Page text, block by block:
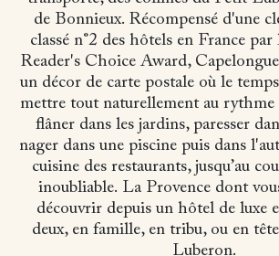
de Bonnieux. Récompensé d'une
classé n°2 des hôtels en France
Reader's Choice Award,
un décor de carte postale où le
mettre tout naturellement au rythme
flâner dans les jardins, paresser
nager dans une piscine puis dans
cuisine des restaurants, jusqu’au
inoubliable. La Provence dont
découvrir depuis un hôtel de luxe
deux, en famille, en tribu, ou en
Luberon.